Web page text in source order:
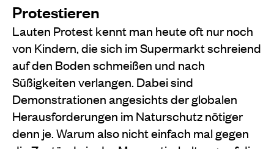
Protestieren
Lauten Protest kennt man heute oft nur noch
von Kindern, die sich im Supermarkt schreiend
auf den Boden schmeißen und nach
Süßigkeiten verlangen. Dabei sind
Demonstrationen angesichts der globalen
Herausforderungen im Naturschutz nötiger
denn je. Warum also nicht einfach mal gegen